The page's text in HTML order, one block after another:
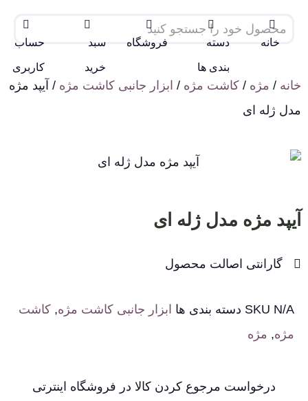
خانه دسته
بندی ها
فروشگاه سبد
خرید
حساب
کاربری
خانه / مژه / کاشت مژه / ابزار جانبی کاشت مژه / آیپد مژه
مدل ژله ای
آیپد مژه مدل ژله ای
گارانتی اصالت محصول
SKU N/A دسته بندی ها ابزار جانبی کاشت مژه, کاشت
مژه, مژه
درخواست مرجوع کردن کالا در فروشگاه اینترتی